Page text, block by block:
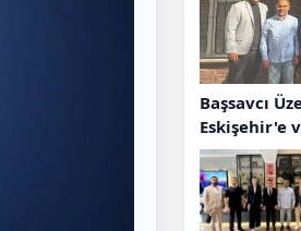
Başsavcı
Eskişehir'e